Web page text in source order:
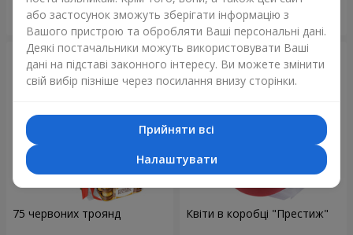
Замовити Замовити
75 червоних троянд Квіти в коробці "Престиж"
або застосунок зможуть зберігати інформацію з
Вашого пристрою та обробляти Ваші персональні дані.
Деякі постачальники можуть використовувати Ваші
дані на підставі законного інтересу. Ви можете змінити
свій вибір пізніше через посилання внизу сторінки.
Прийняти всі
Налаштувати